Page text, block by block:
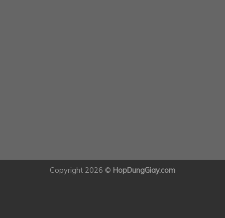
Copyright 2026 © HopDungGiay.com